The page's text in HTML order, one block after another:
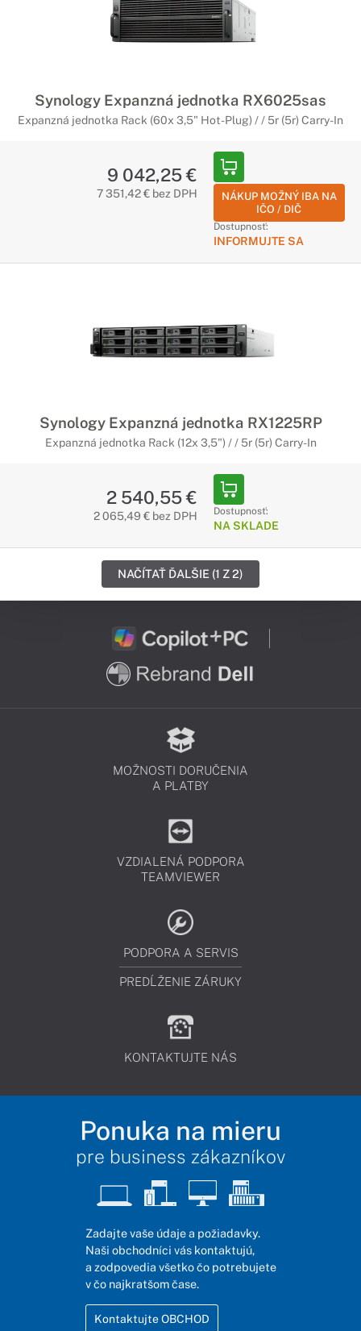
Synology Expanzná jednotka RX6025sas
Expanzná jednotka Rack (60x 3,5" Hot-Plug) / / 5r (5r) Carry-In
9 042,25 €
7 351,42 € bez DPH
NÁKUP MOŽNÝ IBA NA
IČO / DIČ
Dostupnosť:
INFORMUJTE SA
Synology Expanzná jednotka RX1225RP
Expanzná jednotka Rack (12x 3,5") / / 5r (5r) Carry-In
2 540,55 €
2 065,49 € bez DPH Dostupnosť:
NA SKLADE
NAČÍTAŤ ĎALŠIE (1 Z 2)
MOŽNOSTI DORUČENIA
A PLATBY
VZDIALENÁ PODPORA
TEAMVIEWER
PODPORA A SERVIS
PREDĹŽENIE ZÁRUKY
KONTAKTUJTE NÁS
Ponuka na mieru
pre business zákazníkov
Zadajte vaše údaje a požiadavky.
Naši obchodníci vás kontaktujú,
a zodpovedia všetko čo potrebujete
v čo najkratšom čase.
Kontaktujte OBCHOD